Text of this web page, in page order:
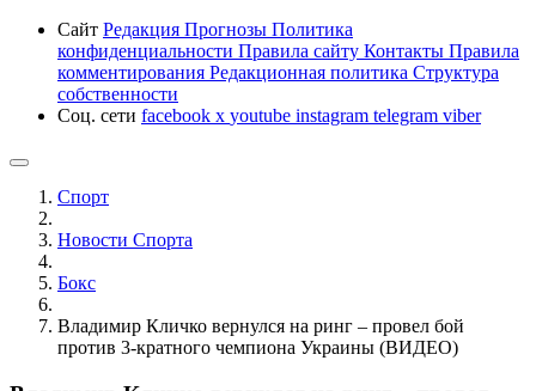
Сайт Редакция Прогнозы Политика
конфиденциальности Правила сайту Контакты Правила
комментирования Редакционная политика Структура
собственности
Соц. сети facebook x youtube instagram telegram viber
Спорт
Новости Cпорта
Бокс
Владимир Кличко вернулся на ринг – провел бой
против 3-кратного чемпиона Украины (ВИДЕО)